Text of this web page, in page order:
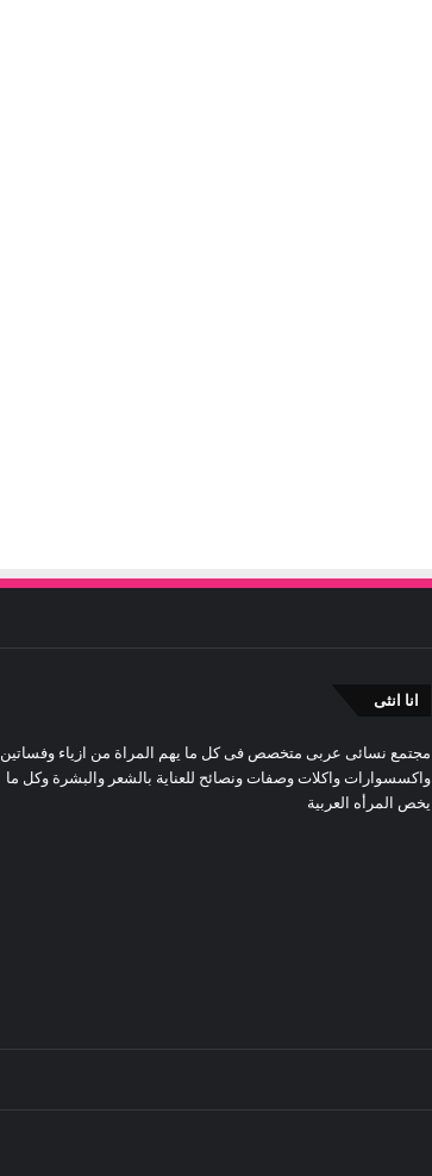
انا انثى
مجتمع نسائى عربى متخصص فى كل ما يهم المراة من ازياء وفساتين
واكسسوارات واكلات وصفات ونصائح للعناية بالشعر والبشرة وكل ما
يخص المرأه العربية